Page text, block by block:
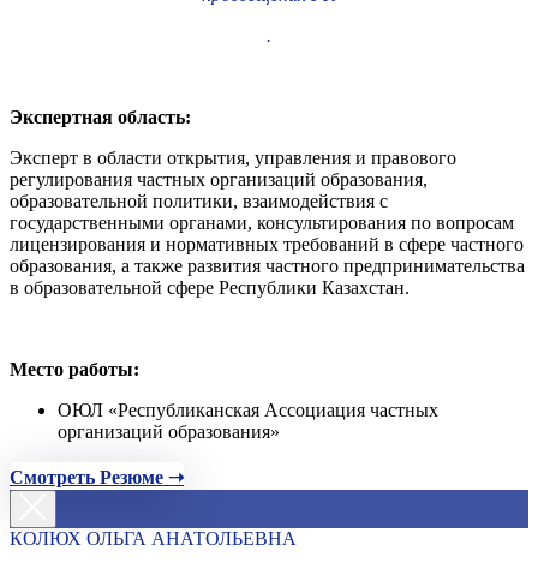
.
Экспертная область:
Эксперт в области открытия, управления и правового
регулирования частных организаций образования,
образовательной политики, взаимодействия с
государственными органами, консультирования по вопросам
лицензирования и нормативных требований в сфере частного
образования, а также развития частного предпринимательства
в образовательной сфере Республики Казахстан.
Место работы:
ОЮЛ «Республиканская Ассоциация частных
организаций образования»
Смотреть Резюме ➝
КОЛЮХ ОЛЬГА АНАТОЛЬЕВНА